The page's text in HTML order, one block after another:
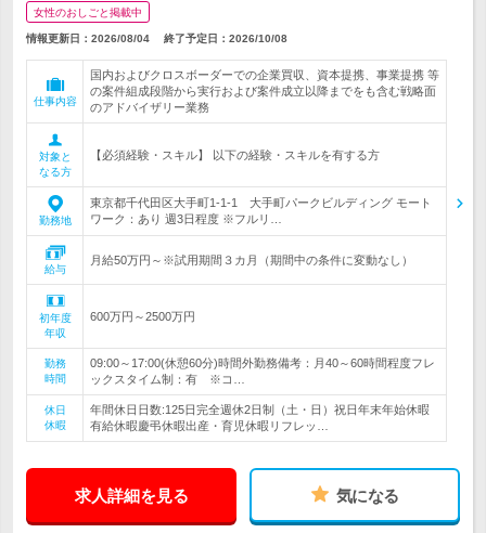
女性のおしごと掲載中
情報更新日：2026/08/04 終了予定日： 2026/10/08
仕事内容
国内およびクロスボーダーでの企業買収、資本提携、事業提携 等
の案件組成段階から実行および案件成立以降までをも含む戦略面
のアドバイザリー業務
対象と
なる方
【必須経験・スキル】 以下の経験・スキルを有する方
勤務地
東京都千代田区大手町1-1-1 大手町パークビルディング モート
ワーク：あり 週3日程度 ※フルリ…
給与
月給50万円～※試用期間３カ月（期間中の条件に変動なし）
初年度
年収
600万円～2500万円
勤務
時間
09:00～17:00(休憩60分)時間外勤務備考：月40～60時間程度フレ
ックスタイム制：有 ※コ…
休日
休暇
年間休日日数:125日完全週休2日制（土・日）祝日年末年始休暇
有給休暇慶弔休暇出産・育児休暇リフレッ…
求人詳細を見る 気になる